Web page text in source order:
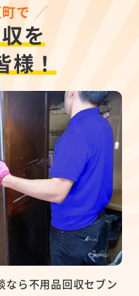
で
を
様！
なら不用品回収セブン